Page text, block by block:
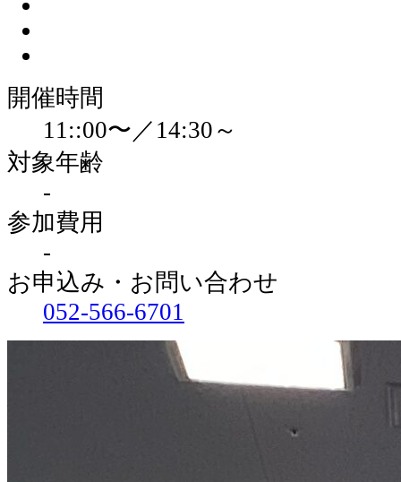
開催時間
11::00〜／14:30～
対象年齢
-
参加費用
-
お申込み・お問い合わせ
052-566-6701